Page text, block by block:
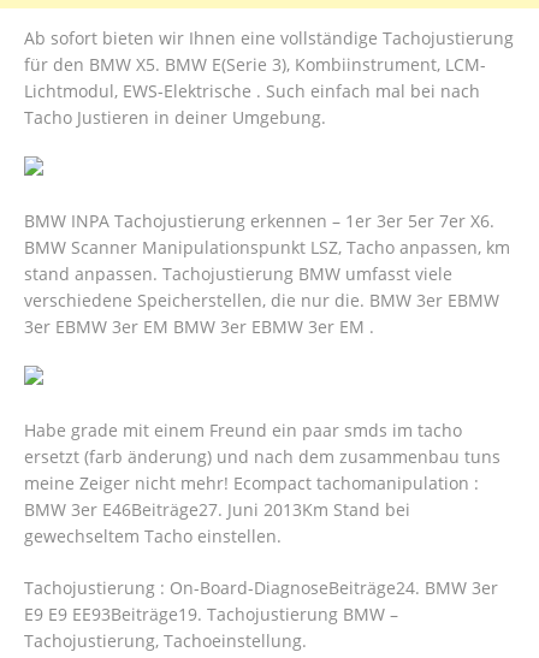
Ab sofort bieten wir Ihnen eine vollständige Tachojustierung
für den BMW X5. BMW E(Serie 3), Kombiinstrument, LCM-
Lichtmodul, EWS-Elektrische . Such einfach mal bei nach
Tacho Justieren in deiner Umgebung.
BMW INPA Tachojustierung erkennen – 1er 3er 5er 7er X6.
BMW Scanner Manipulationspunkt LSZ, Tacho anpassen, km
stand anpassen. Tachojustierung BMW umfasst viele
verschiedene Speicherstellen, die nur die. BMW 3er EBMW
3er EBMW 3er EM BMW 3er EBMW 3er EM .
Habe grade mit einem Freund ein paar smds im tacho
ersetzt (farb änderung) und nach dem zusammenbau tuns
meine Zeiger nicht mehr! Ecompact tachomanipulation :
BMW 3er E46Beiträge27. Juni 2013Km Stand bei
gewechseltem Tacho einstellen.
Tachojustierung : On-Board-DiagnoseBeiträge24. BMW 3er
E9 E9 EE93Beiträge19. Tachojustierung BMW –
Tachojustierung, Tachoeinstellung.